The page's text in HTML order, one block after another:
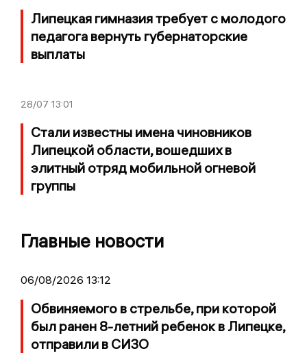
Липецкая гимназия требует с молодого
педагога вернуть губернаторские
выплаты
28/07 13:01
Стали известны имена чиновников
Липецкой области, вошедших в
элитный отряд мобильной огневой
группы
Главные новости
06/08/2026 13:12
Обвиняемого в стрельбе, при которой
был ранен 8-летний ребенок в Липецке,
отправили в СИЗО